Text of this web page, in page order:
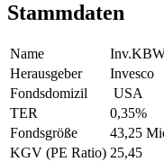
Stammdaten
Name
Herausgeber
Invesco
Fondsdomizil
USA
TER
0,35%
Fondsgröße
43,25
KGV (PE Ratio) 25,45